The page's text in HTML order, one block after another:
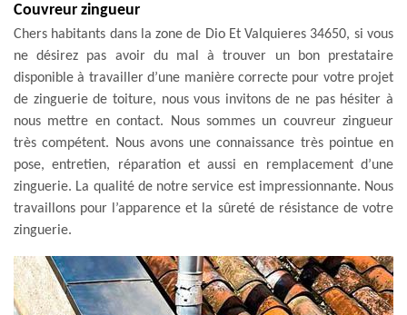
Couvreur zingueur
Chers habitants dans la zone de Dio Et Valquieres 34650, si vous
ne désirez pas avoir du mal à trouver un bon prestataire
disponible à travailler d’une manière correcte pour votre projet
de zinguerie de toiture, nous vous invitons de ne pas hésiter à
nous mettre en contact. Nous sommes un couvreur zingueur
très compétent. Nous avons une connaissance très pointue en
pose, entretien, réparation et aussi en remplacement d’une
zinguerie. La qualité de notre service est impressionnante. Nous
travaillons pour l’apparence et la sûreté de résistance de votre
zinguerie.